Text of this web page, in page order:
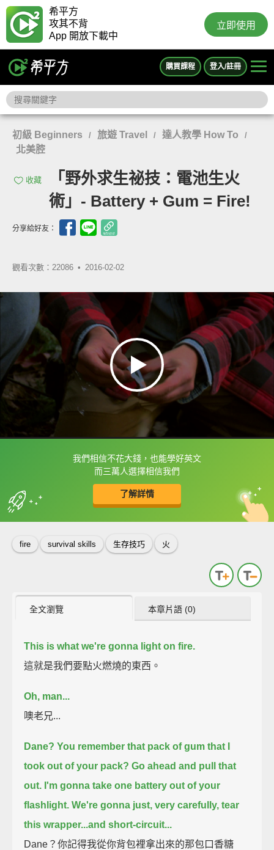
希平方
攻其不背
App 開放下載中
立即使用
購買課程 登入/註冊
初級 Beginners / 旅遊 Travel / 達人教學 How To /
北美腔
收藏
「野外求生祕技：電池生火
術」- Battery + Gum = Fire!
分享給好友：
觀看次數：22086 • 2016-02-02
我們相信不花大錢，也能學好英文
而三萬人選擇相信我們
了解詳情
框選或點兩下字幕可以直接查字典喔！
收錄佳句 中
英
fire survival skills 生存技巧 火
全文瀏覽 本章片語 (0)
This is what we're gonna light on fire.
這就是我們要點火燃燒的東西。
Oh, man...
噢老兄...
Dane? You remember that pack of gum that I
took out of your pack? Go ahead and pull that
out. I'm gonna take one battery out of your
flashlight. We're gonna just, very carefully, tear
this wrapper...and short-circuit...
Dane？你記得我從你背包裡拿出來的那包口香糖